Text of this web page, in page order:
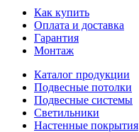
Как купить
Оплата и доставка
Гарантия
Монтаж
Каталог продукции
Подвесные потолки
Подвесные системы
Светильники
Настенные покрытия